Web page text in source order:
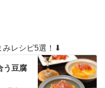
レシピ5選！⬇︎
う豆腐